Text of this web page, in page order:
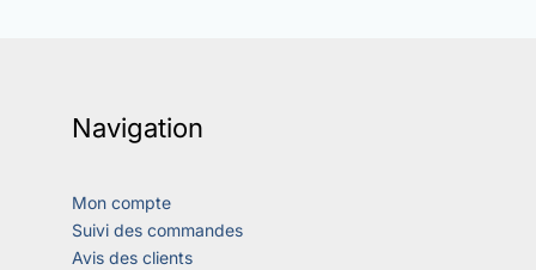
Navigation
Mon compte
Suivi des commandes
Avis des clients